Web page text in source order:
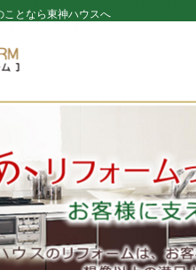
ことなら東神ハウスへ